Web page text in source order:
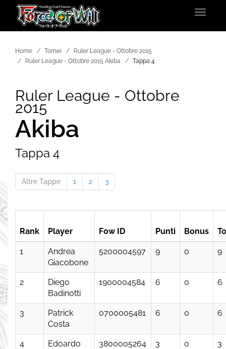
Toggle
Home Tornei
Ruler League - Ottobre 2015
Ruler League - Ottobre 2015 Akiba
Tappa 4
Ruler League - Ottobre
2015
Akiba
Tappa 4
Altre Tappe 1 2 3
Rank Player Fow ID Punti Bonus
1
Andrea
Giacobone
5200004597 9 0 9
2
Diego
Badinotti
1900004584 6 0 6
3
Patrick
Costa
0700005481 6 0 6
4
Edoardo
3800005264 3 0 3